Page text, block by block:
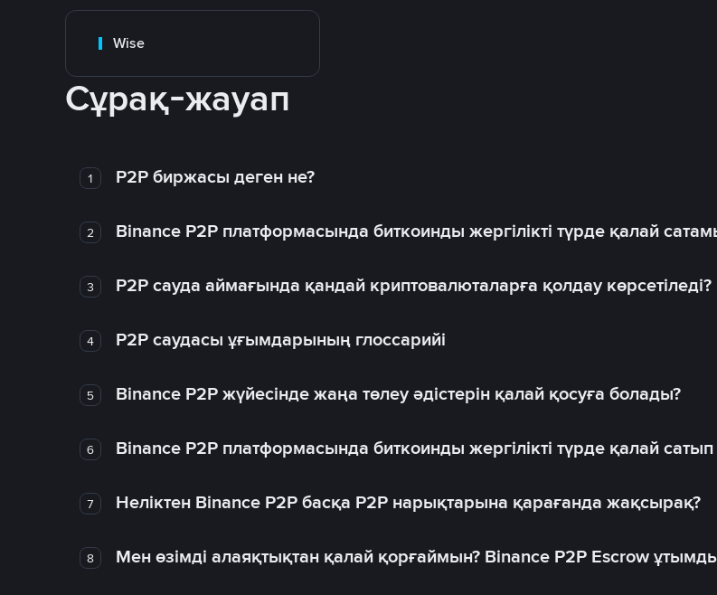
Wise
Сұрақ-жауап
1 P2P биржасы деген не?
2 Binance P2P платформасында биткоинды жергілікті түрде қалай
3 P2P сауда аймағында қандай криптовалюталарға қолдау көрсетіледі?
4 P2P саудасы ұғымдарының глоссарийі
5 Binance P2P жүйесінде жаңа төлеу әдістерін қалай қосуға болады?
6 Binance P2P платформасында биткоинды жергілікті түрде қалай
7 Неліктен Binance P2P басқа P2P нарықтарына қарағанда жақсырақ?
8 Мен өзімді алаяқтықтан қалай қорғаймын? Binance P2P Escrow